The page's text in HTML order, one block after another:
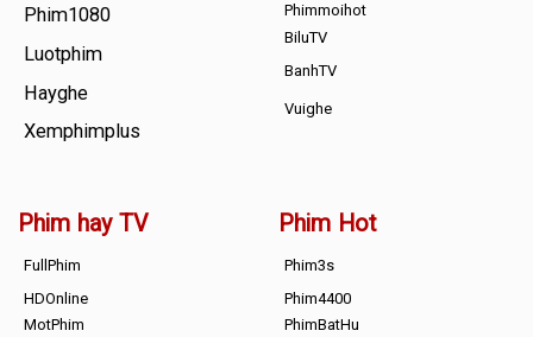
Phim1080
Luotphim
Hayghe
Xemphimplus
Phimmoihot
BiluTV
BanhTV
Vuighe
Phim hay TV
FullPhim
HDOnline
MotPhim
Phim Hot
Phim3s
Phim4400
PhimBatHu